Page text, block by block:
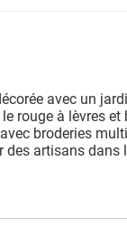
avec un
rouge à lèvres
broderies
des artisans dans